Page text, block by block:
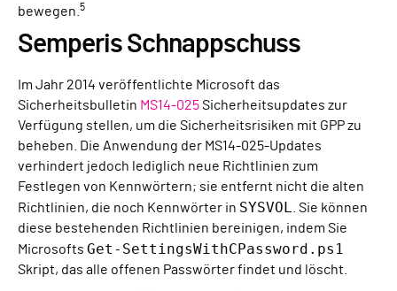
bewegen.5
Semperis Schnappschuss
Im Jahr 2014 veröffentlichte Microsoft das
Sicherheitsbulletin MS14-025Sicherheitsupdates zur
Verfügung stellen, um die Sicherheitsrisiken mit GPP zu
beheben. Die Anwendung der MS14-025-Updates
verhindert jedoch lediglich neue Richtlinien zum
Festlegen von Kennwörtern; sie entfernt nicht die alten
Richtlinien, die noch Kennwörter in SYSVOL. Sie können
diese bestehenden Richtlinien bereinigen, indem Sie
Microsofts Get-SettingsWithCPassword.ps1
Skript, das alle offenen Passwörter findet und löscht.